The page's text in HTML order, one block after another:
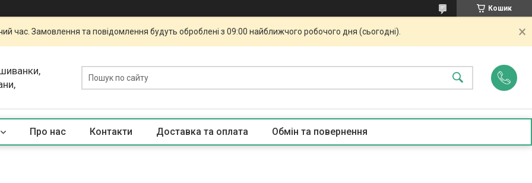
Кошик
час. Замовлення та повідомлення будуть оброблені з 09:00 найближчого робочого дня (сьогодні).
Про нас Контакти Доставка та оплата Обмін та повернення